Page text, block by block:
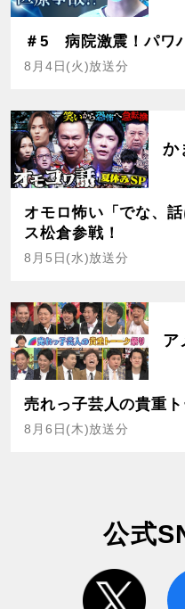
＃5 病院激震！パワ
8月4日(火)放送分
か
オモロ怖い「でな、
ス松倉参戦！
8月5日(水)放送分
ア
売れっ子芸人の貴重
8月6日(木)放送分
公式
twitter